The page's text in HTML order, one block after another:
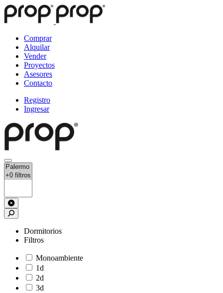
Comprar
Alquilar
Vender
Proyectos
Asesores
Contacto
Registro
Ingresar
Dormitorios
Filtros
Monoambiente
1d
2d
3d